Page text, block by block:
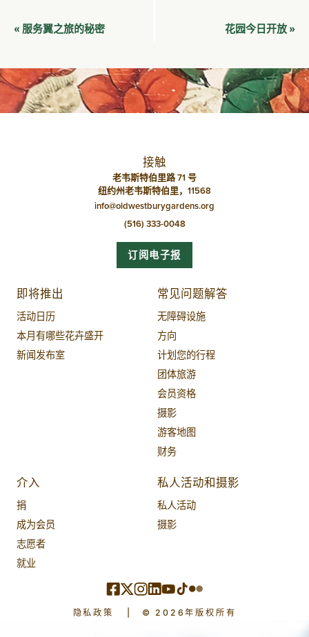
活
导
航
« 服务翼之旅的秘密 花园今日开放 »
接触
老韦斯特伯里路 71 号
纽约州老韦斯特伯里，11568
info@oldwestburygardens.org
(516) 333-0048
订阅电子报
即将推出
活动日历
本月有哪些花卉盛开
新闻发布室
常见问题解答
无障碍设施
方向
计划您的行程
团体旅游
会员资格
摄影
游客地图
财务
介入
捐
成为会员
志愿者
就业
私人活动和摄影
私人活动
摄影
隐私政策 © 2026年版权所有